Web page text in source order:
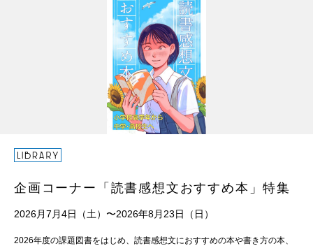
企画コーナー「読書感想文おすすめ本」特集
2026月7月4日（土）〜2026年8月23日（日）
2026年度の課題図書をはじめ、読書感想文におすすめの本や書き方の本、